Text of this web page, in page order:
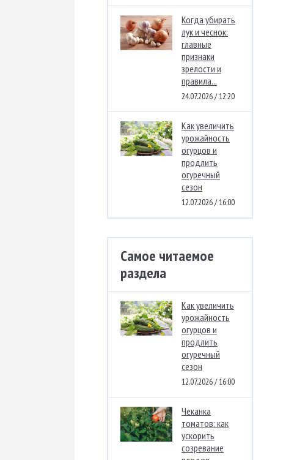
Когда убирать
лук и чеснок:
главные
признаки
зрелости и
правила...
24.07.2026 / 12:20
Как увеличить
урожайность
огурцов и
продлить
огуречный
сезон
12.07.2026 / 16:00
Самое читаемое
раздела
Как увеличить
урожайность
огурцов и
продлить
огуречный
сезон
12.07.2026 / 16:00
Чеканка
томатов: как
ускорить
созревание